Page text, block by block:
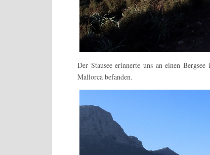
Der Stausee erinnerte uns an einen
Mallorca befanden.